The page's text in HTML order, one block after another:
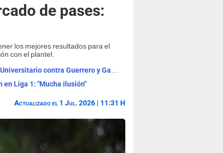
de pases:
los mejores resultados para el
con el plantel.
Comisión Disciplinaria tomó fuerte decisión sobre reclamo de Universitario contra Guerrero y Garcés
Liga 1: "Mucha ilusión"
Actualizado el 1 Jul. 2026 | 11:31 H